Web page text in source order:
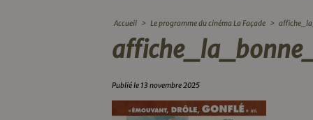
Accueil > Le programme du cinéma La Façade >
Publié le 13 novembre 2025